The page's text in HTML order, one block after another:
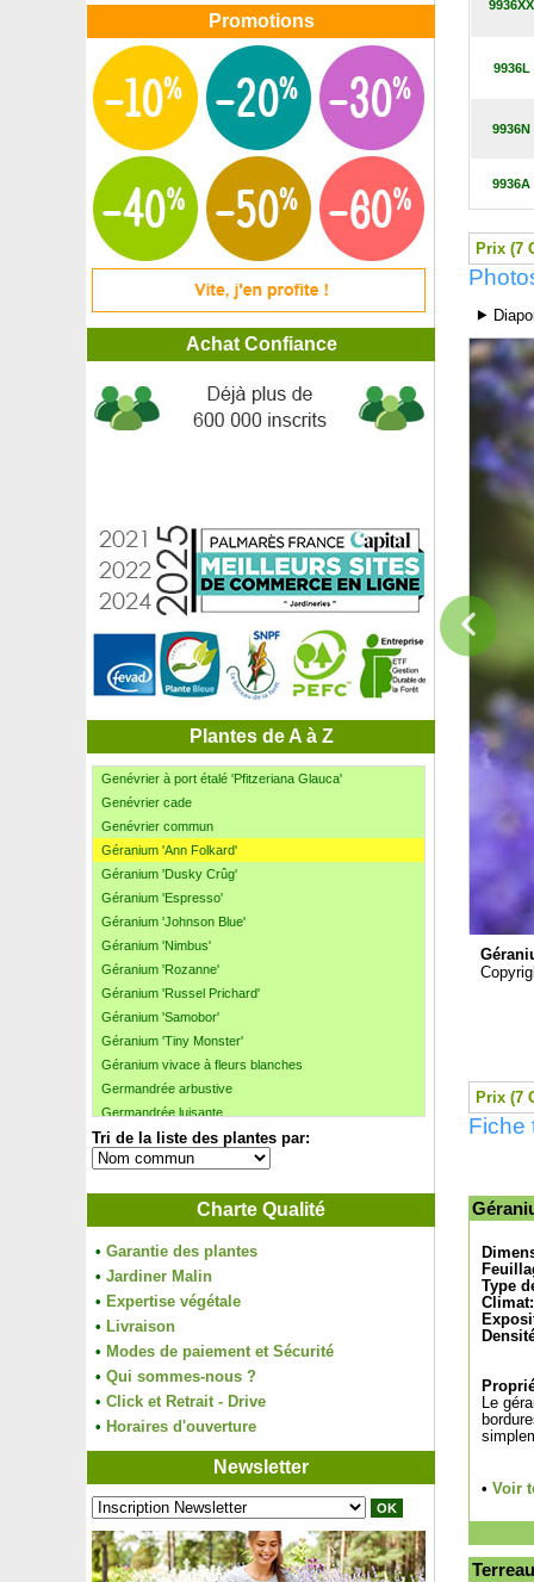
Promotions
Achat Confiance
Plantes de A à Z
Fusain au feuillage coloré rouge
Fusain commun d'Europe
Fusain du Japon à grandes feuilles
Fusain du Japon à petites feuilles
Fusain du Japon à pousses blanches 'Paloma blanca'
Fusain du Japon 'Green Spire'
Fusain rampant
Galé odorant, Piment aquatique, Myrte des marais
Gardenia 'Celestial Star'
Gardenia 'Crown Jewel'
Gardenia jasminoides, Jasmin du Cap
Gardenia 'Kleim's Hardy'
Gattilier
Gaulthérie couchée, Thé des bois
Gaulthérie mucronée baies blanches
Gaulthérie mucronée baies roses
Gazon d'Espagne à fleurs blanches
Gazon d'Espagne à fleurs roses
Genêt à balais
Genêt à balais 'Boskoop Ruby'
Genêt à balais 'Burkwoodii'
Genêt à balais 'La Coquette'
Genêt à balais 'Lena'
Genévrier à port étalé 'Old Gold'
Genévrier à port étalé 'Pfitzeriana Aurea'
Genévrier à port étalé 'Pfitzeriana Glauca'
Genévrier cade
Genévrier commun
Géranium 'Ann Folkard'
Géranium 'Dusky Crûg'
Géranium 'Espresso'
Géranium 'Johnson Blue'
Géranium 'Nimbus'
Géranium 'Rozanne'
Géranium 'Russel Prichard'
Géranium 'Samobor'
Géranium 'Tiny Monster'
Géranium vivace à fleurs blanches
Germandrée arbustive
Germandrée luisante
Gingembre japonais
Ginkgo biloba
Ginkgo biloba nain 'Mariken'
Glycine blanche
Glycine de Chine bleue
Glycine d'été
Glycine rose
Goji à baies jaunes
Goji ou Lyciet de Barbarie
Goumi du Japon
Goyavier de Chine, Goyavier cerise
Goyavier de Montevideo, Acca, Goyavier du Brésil
Goyavier du Chili 'Flambeau'
Goyavier fraise
Grenadier à fleurs bicolores 'Mme Legrelle'
Grenadier à fruits
Grenadier nain
Tri de la liste des plantes par:
Charte Qualité
• Garantie des plantes
• Jardiner Malin
• Expertise végétale
• Livraison
• Modes de paiement et Sécurité
• Qui sommes-nous ?
• Click et Retrait - Drive
• Horaires d'ouverture
Newsletter
9936XX
9936L
9936N
9936A
Prix (7
⯈
Prix (7
Fiche
Type
Climat:
Le
• Voir